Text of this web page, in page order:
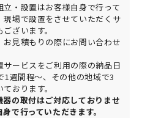
・設置はお客様自身で行って
現場で設置をさせていただくサ
ざいます。
お見積もりの際にお問い合わせ
サービスをご利用の際の納品日
1週間程～、その他の地域で3
おります。
の取付はご対応しておりませ
で行っていただきます。